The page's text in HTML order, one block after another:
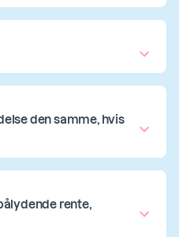
den samme, hvis
rente,